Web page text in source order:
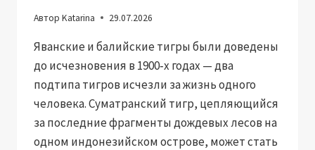
Автор Katarina 29.07.2026
Яванские и балийские тигры были доведены
до исчезновения в 1900‑х годах — два
подтипа тигров исчезли за жизнь одного
человека. Суматранский тигр, цепляющийся
за последние фрагменты дождевых лесов на
одном индонезийском острове, может стать